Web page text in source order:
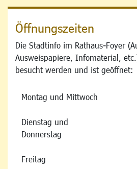
Öffnungszeiten
Die Stadtinfo im Rathaus-Foyer
Ausweispapiere, Infomaterial,
besucht werden und ist geöffnet:
Montag und Mittwoch
Dienstag und
Donnerstag
Freitag